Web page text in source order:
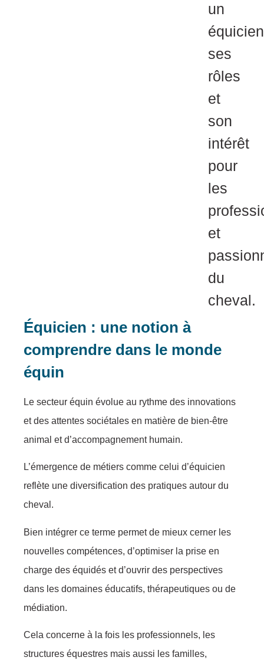
un
ses
rôles
et
son
intérêt
pour
les
et
du
cheval.
Équicien : une notion à
comprendre dans le monde
équin
Le secteur équin évolue au rythme des innovations
et des attentes sociétales en matière de bien-être
animal et d’accompagnement humain.
L’émergence de métiers comme celui d’équicien
reflète une diversification des pratiques autour du
cheval.
Bien intégrer ce terme permet de mieux cerner les
nouvelles compétences, d’optimiser la prise en
charge des équidés et d’ouvrir des perspectives
dans les domaines éducatifs, thérapeutiques ou de
médiation.
Cela concerne à la fois les professionnels, les
structures équestres mais aussi les familles,